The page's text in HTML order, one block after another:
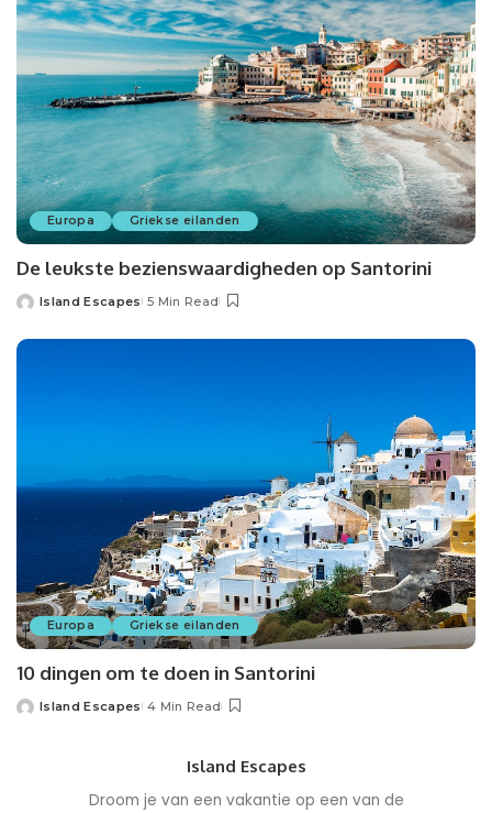
Europa Griekse eilanden
De leukste bezienswaardigheden op Santorini
Island Escapes 5 Min Read
Europa Griekse eilanden
10 dingen om te doen in Santorini
Island Escapes 4 Min Read
Island Escapes
Droom je van een vakantie op een van de